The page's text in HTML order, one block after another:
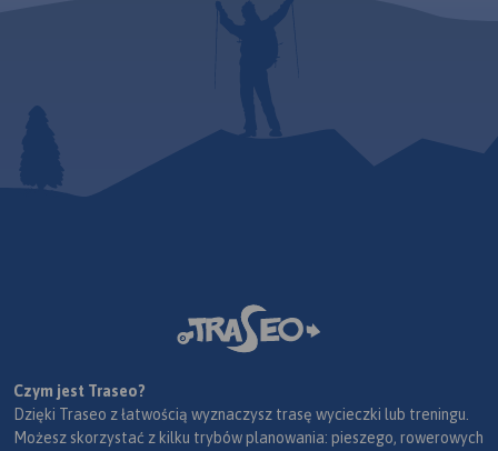
Czym jest Traseo?
Dzięki Traseo z łatwością wyznaczysz trasę wycieczki lub treningu.
Możesz skorzystać z kilku trybów planowania: pieszego, rowerowych